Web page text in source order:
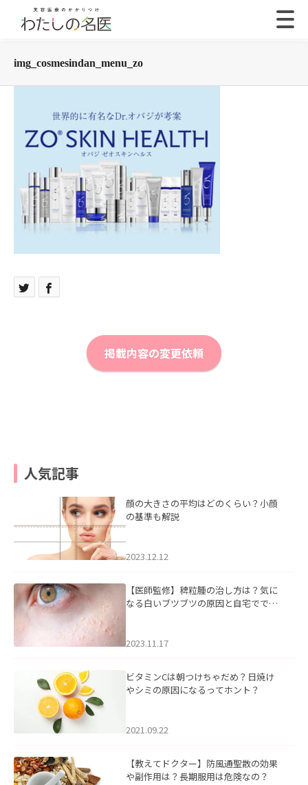
img_cosmesindan_menu_zo
掲載内容の変更依頼
人気記事
顔の大きさの平均はどのくらい？小顔
の基準も解説
2023.12.12
【医師監修】稗粒腫の治し方は？気に
なる白いブツブツの原因と自宅ででき
2023.11.17
ビタミンCは朝つけちゃだめ？日焼け
やシミの原因になるってホント？
2021.09.22
【教えてドクター】防風通聖散の効果
や副作用は？長期服用は危険なの？